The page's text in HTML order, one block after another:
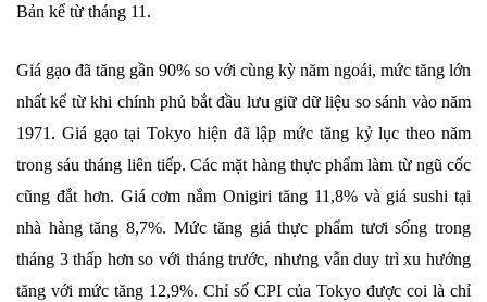
Bản kể từ tháng 11.
Giá gạo đã tăng gần 90% so với cùng kỳ năm ngoái, mức tăng lớn
nhất kể từ khi chính phủ bắt đầu lưu giữ dữ liệu so sánh vào năm
1971. Giá gạo tại Tokyo hiện đã lập mức tăng kỷ lục theo năm
trong sáu tháng liên tiếp. Các mặt hàng thực phẩm làm từ ngũ cốc
cũng đắt hơn. Giá cơm nắm Onigiri tăng 11,8% và giá sushi tại
nhà hàng tăng 8,7%. Mức tăng giá thực phẩm tươi sống trong
tháng 3 thấp hơn so với tháng trước, nhưng vẫn duy trì xu hướng
tăng với mức tăng 12,9%. Chỉ số CPI của Tokyo được coi là chỉ